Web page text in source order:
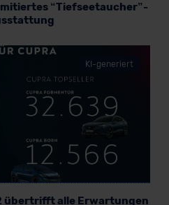
“Tiefseetaucher”-
KI-generiert
übertrifft alle Erwartungen